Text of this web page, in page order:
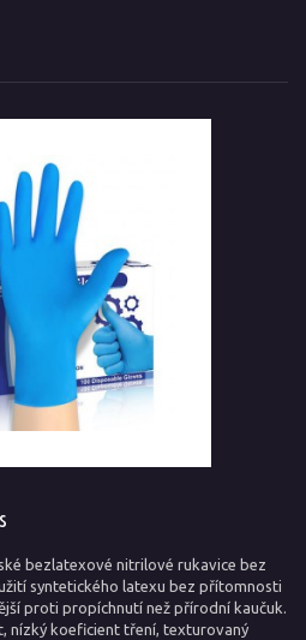
bezlatexové nitrilové rukavice bez
syntetického latexu bez přítomnosti
proti propíchnutí než přírodní kaučuk.
nízký koeficient tření, texturovaný